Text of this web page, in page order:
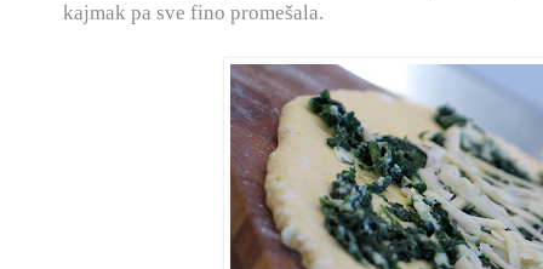
kajmak pa sve fino promešala.